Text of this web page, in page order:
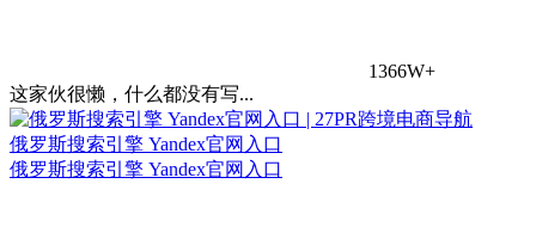
1366W+
这家伙很懒，什么都没有写...
俄罗斯搜索引擎 Yandex官网入口
俄罗斯搜索引擎 Yandex官网入口